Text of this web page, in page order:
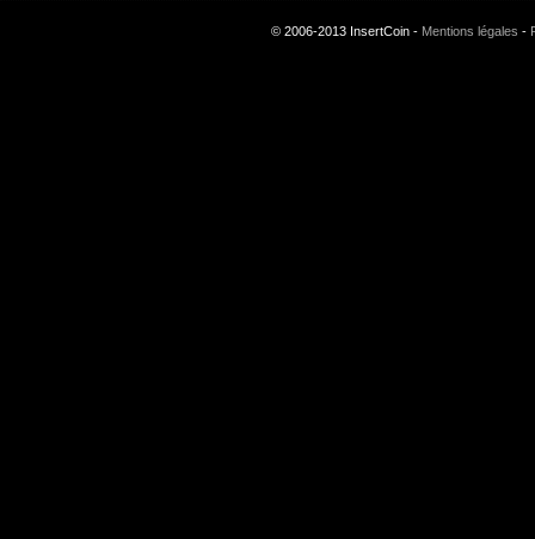
© 2006-2013 InsertCoin - Mentions légales -